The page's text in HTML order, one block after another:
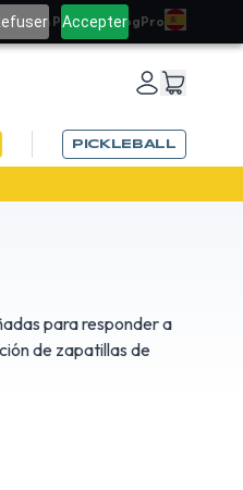
Accepter
Team PadelRefBlogPro
PICKLEBALL
para responder a
de zapatillas de